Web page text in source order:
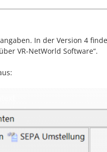
In der Version 4
VR-NetWorld Software“.